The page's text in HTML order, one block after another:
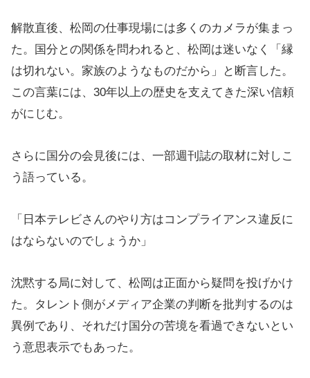
解散直後、松岡の仕事現場には多くのカメラが集まっ
た。国分との関係を問われると、松岡は迷いなく「縁
は切れない。家族のようなものだから」と断言した。
この言葉には、30年以上の歴史を支えてきた深い信頼
がにじむ。
さらに国分の会見後には、一部週刊誌の取材に対しこ
う語っている。
「日本テレビさんのやり方はコンプライアンス違反に
はならないのでしょうか」
沈黙する局に対して、松岡は正面から疑問を投げかけ
た。タレント側がメディア企業の判断を批判するのは
異例であり、それだけ国分の苦境を看過できないとい
う意思表示でもあった。